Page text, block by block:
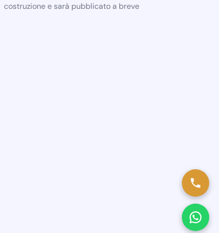
costruzione e sarà pubblicato a breve